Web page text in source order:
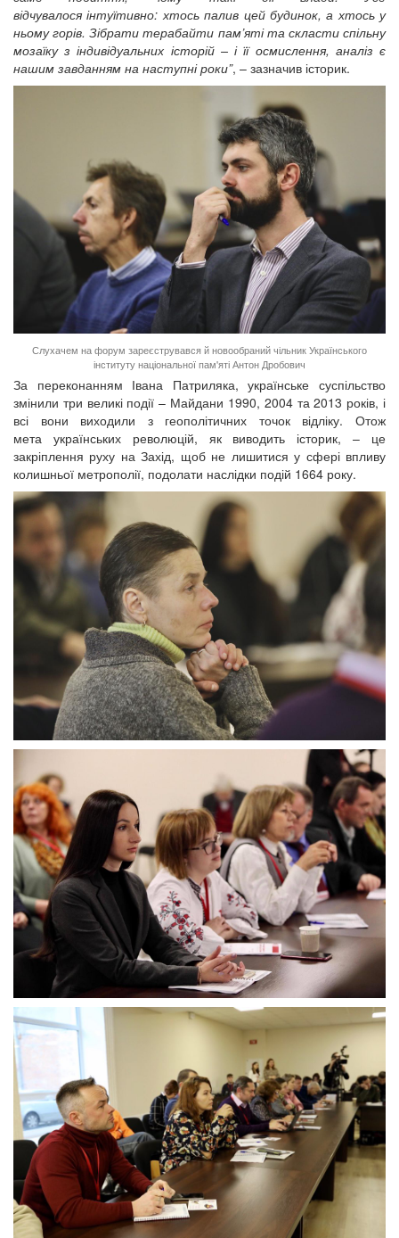
відчувалося інтуїтивно: хтось палив цей будинок, а хтось у
ньому горів. Зібрати терабайти пам’яті та скласти спільну
мозаїку з індивідуальних історій – і її осмислення, аналіз є
нашим завданням на наступні роки”, – зазначив історик.
Слухачем на форум зареєструвався й новообраний чільник Українського
інституту національної пам'яті Антон Дробович
За переконанням Івана Патриляка, українське суспільство
змінили три великі події – Майдани 1990, 2004 та 2013 років, і
всі вони виходили з геополітичних точок відліку. Отож
мета українських революцій, як виводить історик, – це
закріплення руху на Захід, щоб не лишитися у сфері впливу
колишньої метрополії, подолати наслідки подій 1664 року.